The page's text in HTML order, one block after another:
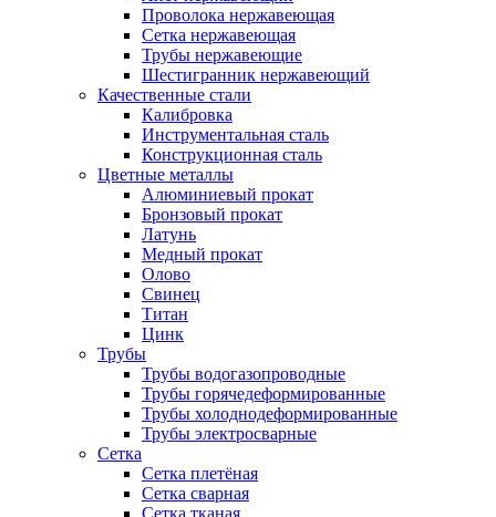
Проволока нержавеющая
Сетка нержавеющая
Трубы нержавеющие
Шестигранник нержавеющий
Качественные стали
Калибровка
Инструментальная сталь
Конструкционная сталь
Цветные металлы
Алюминиевый прокат
Бронзовый прокат
Латунь
Медный прокат
Олово
Свинец
Титан
Цинк
Трубы
Трубы водогазопроводные
Трубы горячедеформированные
Трубы холоднодеформированные
Трубы электросварные
Сетка
Сетка плетёная
Сетка сварная
Сетка тканая